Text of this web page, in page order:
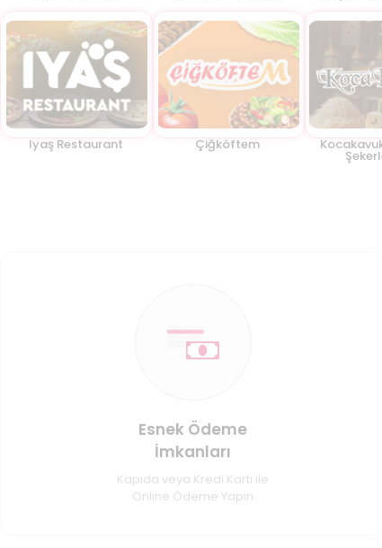
Iyaş Restaurant Çiğköftem
Esnek Ödeme
İmkanları
Kapıda veya Kredi Kartı ile
Online Ödeme Yapın